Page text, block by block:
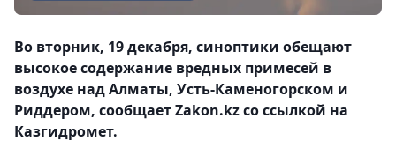
Во вторник, 19 декабря, синоптики обещают
высокое содержание вредных примесей в
воздухе над Алматы, Усть-Каменогорском и
Риддером, сообщает Zakon.kz со ссылкой на
Казгидромет.